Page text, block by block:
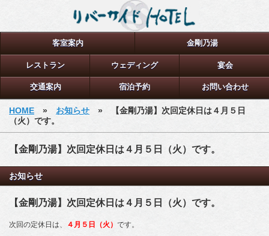
客室案内 金剛乃湯
レストラン ウェディング 宴会
交通案内 宿泊予約 お問い合わせ
HOME » お知らせ » 【金剛乃湯】次回定休日は４月５日
（火）です。
【金剛乃湯】次回定休日は４月５日（火）です。
お知らせ
【金剛乃湯】次回定休日は４月５日（火）です。
次回の定休日は、 ４月５日（火） です。